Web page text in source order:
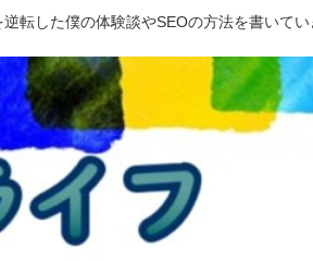
転した僕の体験談やSEOの方法を書いてい